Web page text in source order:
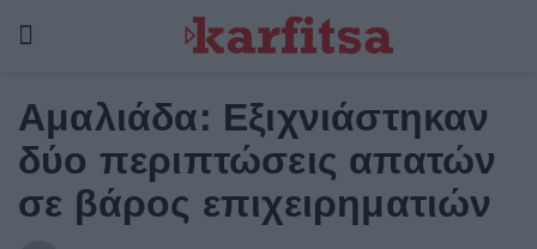
Αμαλιάδα: Εξιχνιάστηκαν
δύο περιπτώσεις απατών
σε βάρος επιχειρηματιών